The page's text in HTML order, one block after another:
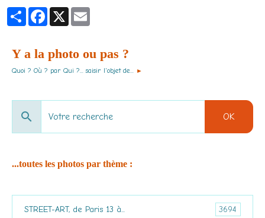
PartagerFacebook
X
Y a la photo ou pas ?
Quoi ? Où ? par Qui ?... saisir l'objet de... ►
OK
...toutes les photos par thème :
STREET-ART, de Paris 13 à... 3694